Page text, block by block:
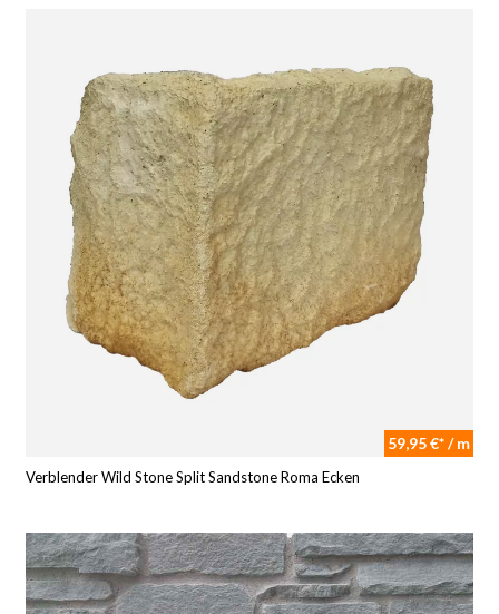
59,95 €* / m
Verblender Wild Stone Split Sandstone Roma Ecken